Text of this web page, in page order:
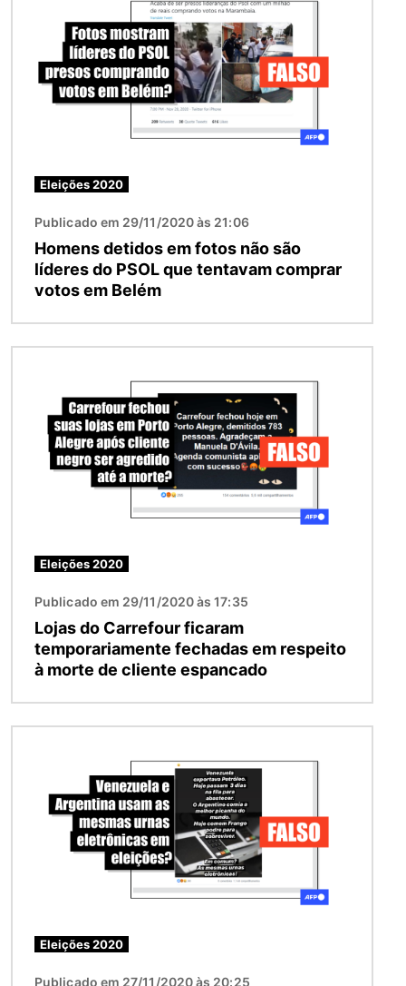
Eleições 2020
Publicado em 29/11/2020 às 21:06
Homens detidos em fotos não são
líderes do PSOL que tentavam comprar
votos em Belém
Eleições 2020
Publicado em 29/11/2020 às 17:35
Lojas do Carrefour ficaram
temporariamente fechadas em respeito
à morte de cliente espancado
Eleições 2020
Publicado em 27/11/2020 às 20:25